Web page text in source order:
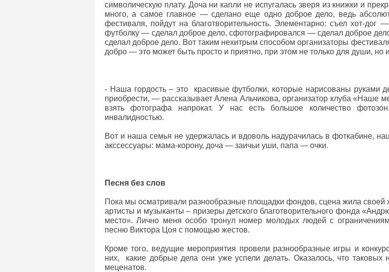
символическую плату. Доча ни капли не испугалась зверя из книжки и
много, а самое главное — сделано еще одно доброе дело, ведь
фестиваля, пойдут на благотворительность. Элементарно: съел хот-дог
футболку — сделал доброе дело, сфотографировался — сделал доброе
сделал доброе дело. Вот таким нехитрым способом организаторы
добро — это может быть просто и приятно, при этом не только для души, но
- Наша гордость – это красивые футболки, которые нарисованы руками
приобрести, — рассказывает Алена Альчикова, организатор клуба
взять фотографа напрокат. У нас есть большое количество
инвалидностью.
Вот и наша семья не удержалась и вдоволь надурачилась в фоткабине,
акссессуары: мама-корону, доча — заичьи уши, папа — очки.
Песня без слов
Пока мы осматривали разнообразные площадки фондов, сцена жила
артисты и музыканты – призеры детского благотворительного фонда
место». Лично меня особо тронул номер молодых людей с
песню Виктора Цоя с помощью жестов.
Кроме того, ведущие мероприятия провели разнообразные игры и
них, какие добрые дела они уже успели делать. Оказалось, что
меценатов.